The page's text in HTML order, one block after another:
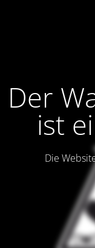
Der
ist
Die